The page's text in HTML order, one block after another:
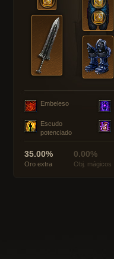
Embeleso
Escudo
potenciado
35.00%
Oro extra
0.00%
Obj. mágicos